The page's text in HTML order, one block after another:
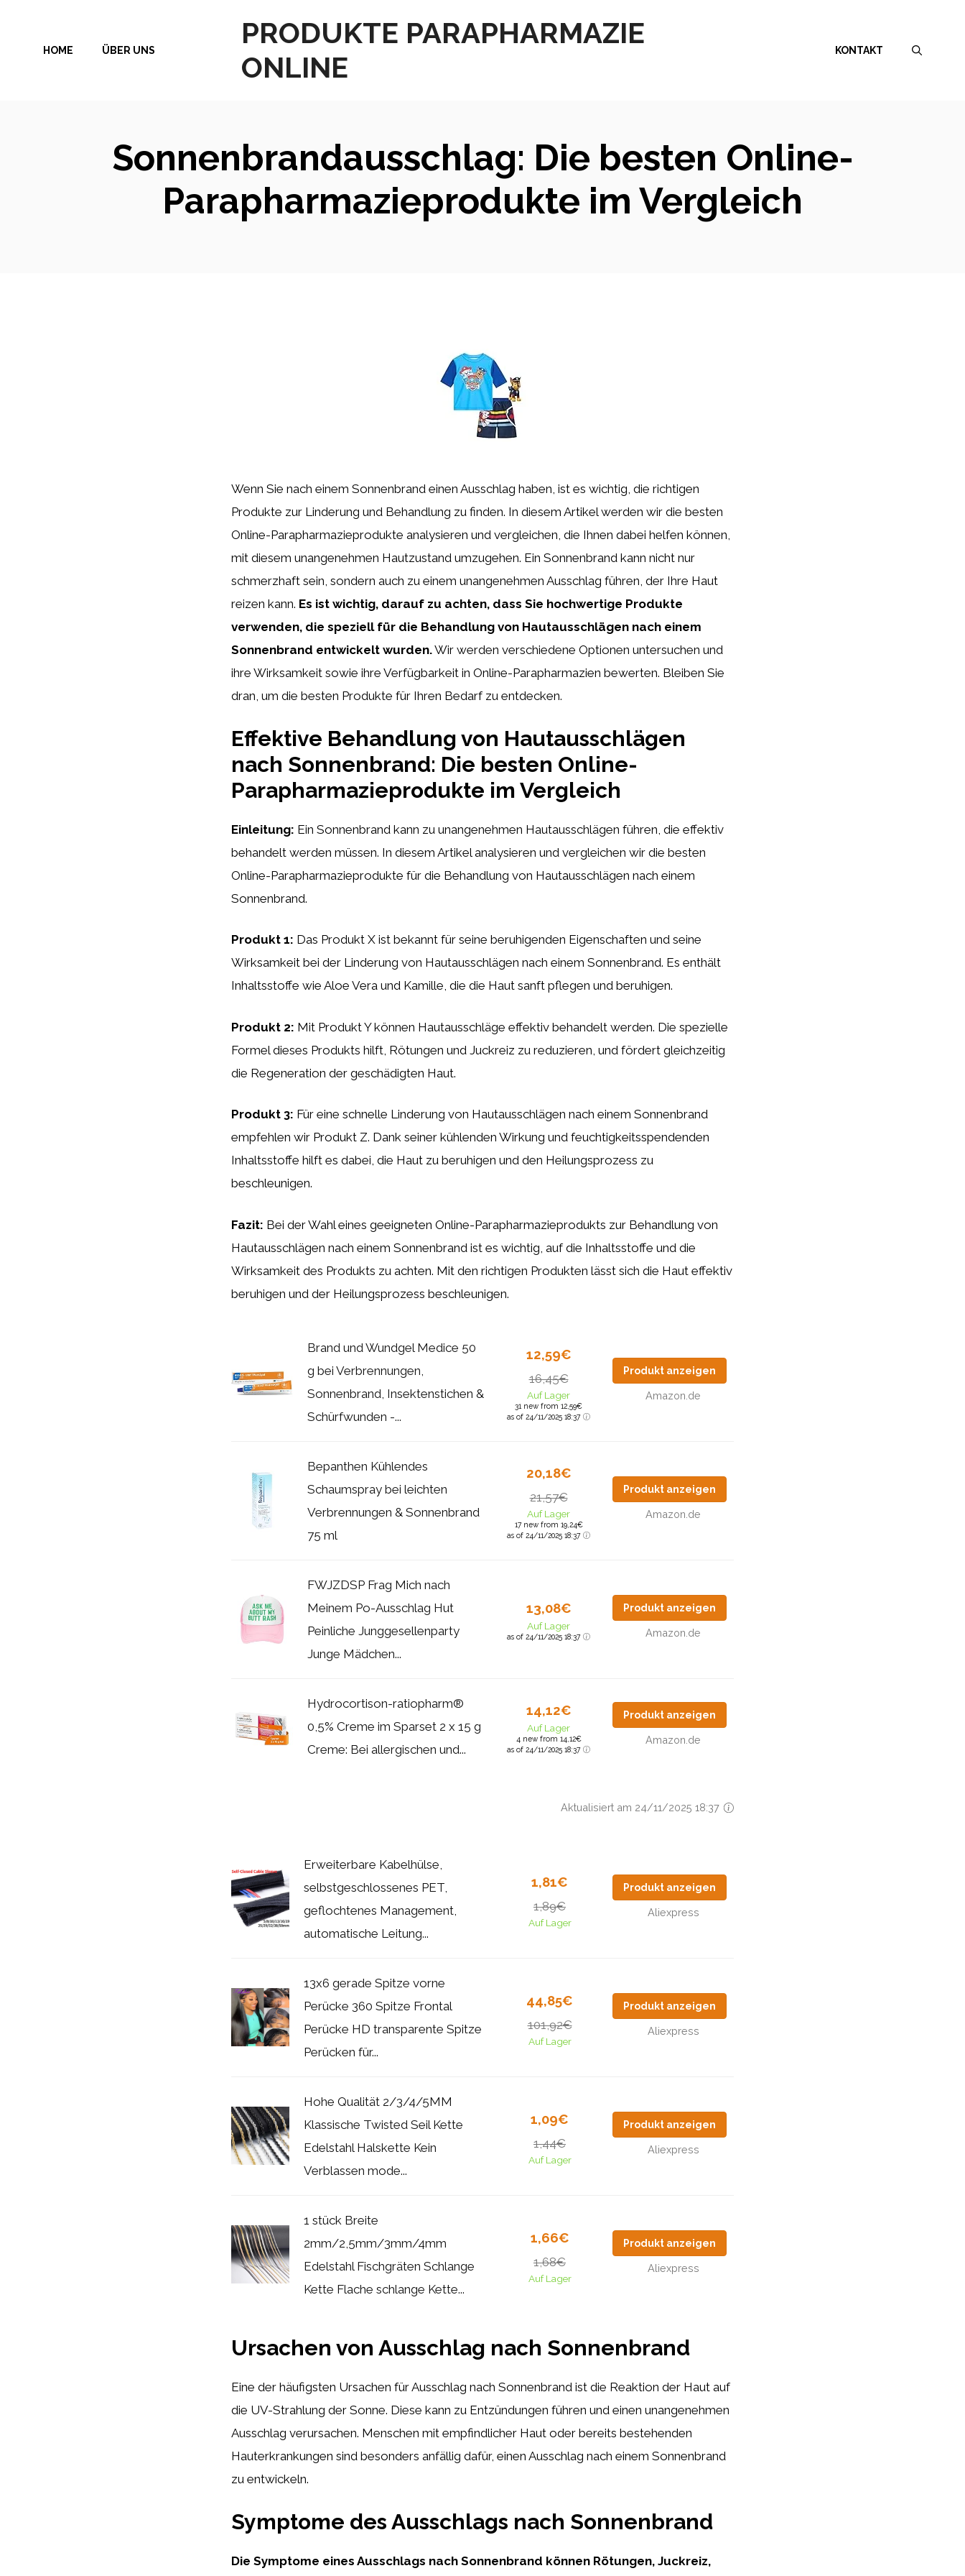
springen
PRODUKTE PARAPHARMAZIE
ONLINE
HOME ÜBER UNS KONTAKT
Sonnenbrandausschlag: Die besten Online-
Parapharmazieprodukte im Vergleich
Wenn Sie nach einem Sonnenbrand einen Ausschlag haben, ist es wichtig, die richtigen
Produkte zur Linderung und Behandlung zu finden. In diesem Artikel werden wir die besten
Online-Parapharmazieprodukte analysieren und vergleichen, die Ihnen dabei helfen können,
mit diesem unangenehmen Hautzustand umzugehen. Ein Sonnenbrand kann nicht nur
schmerzhaft sein, sondern auch zu einem unangenehmen Ausschlag führen, der Ihre Haut
reizen kann. Es ist wichtig, darauf zu achten, dass Sie hochwertige Produkte
verwenden, die speziell für die Behandlung von Hautausschlägen nach einem
Sonnenbrand entwickelt wurden.Wir werden verschiedene Optionen untersuchen und
ihre Wirksamkeit sowie ihre Verfügbarkeit in Online-Parapharmazien bewerten. Bleiben Sie
dran, um die besten Produkte für Ihren Bedarf zu entdecken.
Effektive Behandlung von Hautausschlägen
nach Sonnenbrand: Die besten Online-
Parapharmazieprodukte im Vergleich
Einleitung: Ein Sonnenbrand kann zu unangenehmen Hautausschlägen führen, die effektiv
behandelt werden müssen. In diesem Artikel analysieren und vergleichen wir die besten
Online-Parapharmazieprodukte für die Behandlung von Hautausschlägen nach einem
Sonnenbrand.
Produkt 1: Das Produkt X ist bekannt für seine beruhigenden Eigenschaften und seine
Wirksamkeit bei der Linderung von Hautausschlägen nach einem Sonnenbrand. Es enthält
Inhaltsstoffe wie Aloe Vera und Kamille, die die Haut sanft pflegen und beruhigen.
Produkt 2: Mit Produkt Y können Hautausschläge effektiv behandelt werden. Die spezielle
Formel dieses Produkts hilft, Rötungen und Juckreiz zu reduzieren, und fördert gleichzeitig
die Regeneration der geschädigten Haut.
Produkt 3: Für eine schnelle Linderung von Hautausschlägen nach einem Sonnenbrand
empfehlen wir Produkt Z. Dank seiner kühlenden Wirkung und feuchtigkeitsspendenden
Inhaltsstoffe hilft es dabei, die Haut zu beruhigen und den Heilungsprozess zu
beschleunigen.
Fazit: Bei der Wahl eines geeigneten Online-Parapharmazieprodukts zur Behandlung von
Hautausschlägen nach einem Sonnenbrand ist es wichtig, auf die Inhaltsstoffe und die
Wirksamkeit des Produkts zu achten. Mit den richtigen Produkten lässt sich die Haut effektiv
beruhigen und der Heilungsprozess beschleunigen.
Brand und Wundgel Medice 50
g bei Verbrennungen,
Sonnenbrand, Insektenstichen &
Schürfwunden -...
12,59€
16,45€
Auf Lager
31 new from 12,59€
as of 24/11/2025 18:37
Produkt anzeigen
Amazon.de
Bepanthen Kühlendes
Schaumspray bei leichten
Verbrennungen & Sonnenbrand
75 ml
20,18€
21,57€
Auf Lager
17 new from 19,24€
as of 24/11/2025 18:37
Produkt anzeigen
Amazon.de
FWJZDSP Frag Mich nach
Meinem Po-Ausschlag Hut
Peinliche Junggesellenparty
Junge Mädchen...
13,08€
Auf Lager
as of 24/11/2025 18:37
Produkt anzeigen
Amazon.de
Hydrocortison-ratiopharm®
0,5% Creme im Sparset 2 x 15 g
Creme: Bei allergischen und...
14,12€
Auf Lager
4 new from 14,12€
as of 24/11/2025 18:37
Produkt anzeigen
Amazon.de
Aktualisiert am 24/11/2025 18:37
Erweiterbare Kabelhülse,
selbstgeschlossenes PET,
geflochtenes Management,
automatische Leitung...
1,81€
1,89€
Auf Lager
Produkt anzeigen
Aliexpress
13x6 gerade Spitze vorne
Perücke 360 Spitze Frontal
Perücke HD transparente Spitze
Perücken für...
44,85€
101,92€
Auf Lager
Produkt anzeigen
Aliexpress
Hohe Qualität 2/3/4/5MM
Klassische Twisted Seil Kette
Edelstahl Halskette Kein
Verblassen mode...
1,09€
1,44€
Auf Lager
Produkt anzeigen
Aliexpress
1 stück Breite
2mm/2,5mm/3mm/4mm
Edelstahl Fischgräten Schlange
Kette Flache schlange Kette...
1,66€
1,68€
Auf Lager
Produkt anzeigen
Aliexpress
Ursachen von Ausschlag nach Sonnenbrand
Eine der häufigsten Ursachen für Ausschlag nach Sonnenbrand ist die Reaktion der Haut auf
die UV-Strahlung der Sonne. Diese kann zu Entzündungen führen und einen unangenehmen
Ausschlag verursachen. Menschen mit empfindlicher Haut oder bereits bestehenden
Hauterkrankungen sind besonders anfällig dafür, einen Ausschlag nach einem Sonnenbrand
zu entwickeln.
Symptome des Ausschlags nach Sonnenbrand
Die Symptome eines Ausschlags nach Sonnenbrand können Rötungen, Juckreiz,